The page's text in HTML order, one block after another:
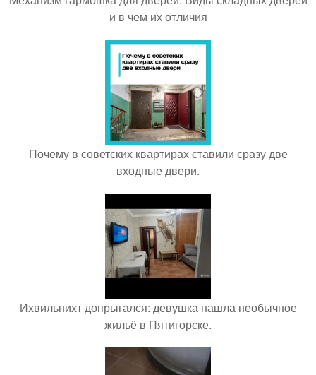
и в чем их отличия
Почему в советских квартирах ставили сразу две
входные двери.
Ихвильнихт допрыгался: девушка нашла необычное
жильё в Пятигорске.